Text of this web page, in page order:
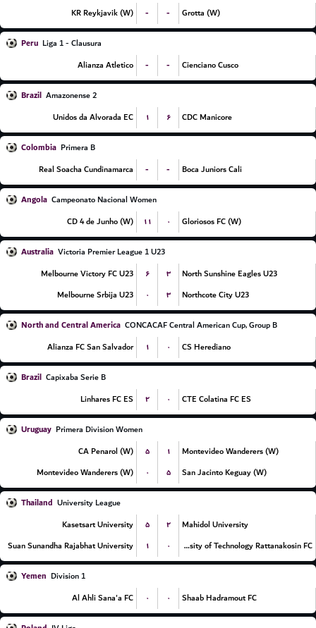
KR Reykjavik (W)
- - Grotta (W)
Peru Liga 1 - Clausura
Alianza Atletico
- - Cienciano Cusco
Brazil Amazonense 2
Unidos da Alvorada EC
۱ ۶ CDC Manicore
Colombia Primera B
Real Soacha Cundinamarca
- - Boca Juniors Cali
Angola Campeonato Nacional Women
CD 4 de Junho (W)
۱۱ ۰ Gloriosos FC (W)
Australia Victoria Premier League 1 U23
Melbourne Victory FC U23
۶ ۳
North Sunshine Eagles U23
Melbourne Srbija U23
۰ ۳ Northcote City U23
North and Central America CONCACAF Central American Cup, Group B
Alianza FC San Salvador
۱ ۰ CS Herediano
Brazil Capixaba Serie B
Linhares FC ES
۲ ۰ CTE Colatina FC ES
Uruguay Primera Division Women
CA Penarol (W)
۵ ۱
Montevideo Wanderers (W)
Montevideo Wanderers (W)
۰ ۵ San Jacinto Keguay (W)
Thailand University League
Kasetsart University
۵ ۲
Mahidol University
Suan Sunandha Rajabhat University
۱ ۰ Rajamangala University of Technology Rattanakosin FC
Yemen Division 1
Al Ahli Sana'a FC
۰ ۰ Shaab Hadramout FC